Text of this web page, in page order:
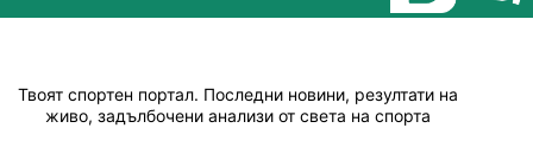
Твоят спортен портал. Последни новини, резултати на
живо, задълбочени анализи от света на спорта